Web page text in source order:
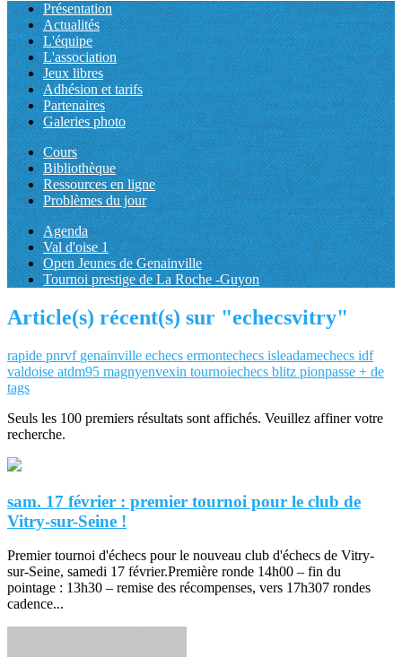
Présentation
Actualités
L'équipe
L'association
Jeux libres
Adhésion et tarifs
Partenaires
Galeries photo
Cours
Bibliothèque
Ressources en ligne
Problèmes du jour
Agenda
Val d'oise 1
Open Jeunes de Genainville
Tournoi prestige de La Roche -Guyon
Article(s) récent(s) sur "echecsvitry"
rapide pnrvf genainville echecs ermontechecs isleadamechecs idf
valdoise atdm95 magnyenvexin tournoiechecs blitz pionpasse + de
tags
Seuls les 100 premiers résultats sont affichés. Veuillez affiner votre
recherche.
sam. 17 février : premier tournoi pour le club de
Vitry-sur-Seine !
Premier tournoi d'échecs pour le nouveau club d'échecs de Vitry-
sur-Seine, samedi 17 février.Première ronde 14h00 – fin du
pointage : 13h30 – remise des récompenses, vers 17h307 rondes
cadence...